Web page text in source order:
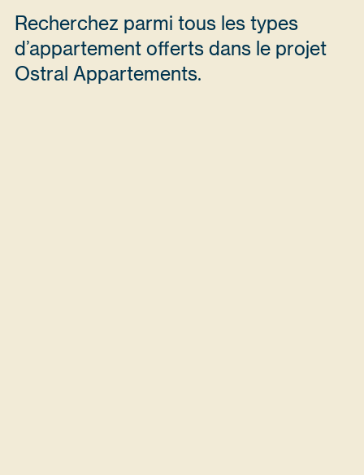
Recherchez parmi tous les types
d’appartement offerts dans le projet
Ostral Appartements.